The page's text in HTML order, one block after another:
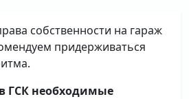
собственности на гараж
придерживаться
ГСК необходимые